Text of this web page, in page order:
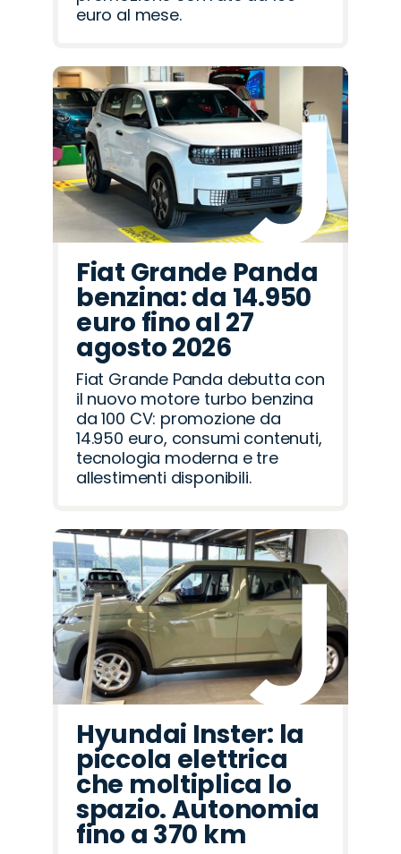
euro al mese.
Fiat Grande Panda
benzina: da 14.950
euro fino al 27
agosto 2026
Fiat Grande Panda debutta con
il nuovo motore turbo benzina
da 100 CV: promozione da
14.950 euro, consumi contenuti,
tecnologia moderna e tre
allestimenti disponibili.
Hyundai Inster: la
piccola elettrica
che moltiplica lo
spazio. Autonomia
fino a 370 km